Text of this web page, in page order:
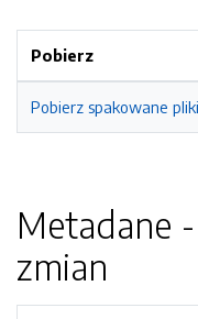
Pobierz
Pobierz spakowane pliki
Metadane
zmian